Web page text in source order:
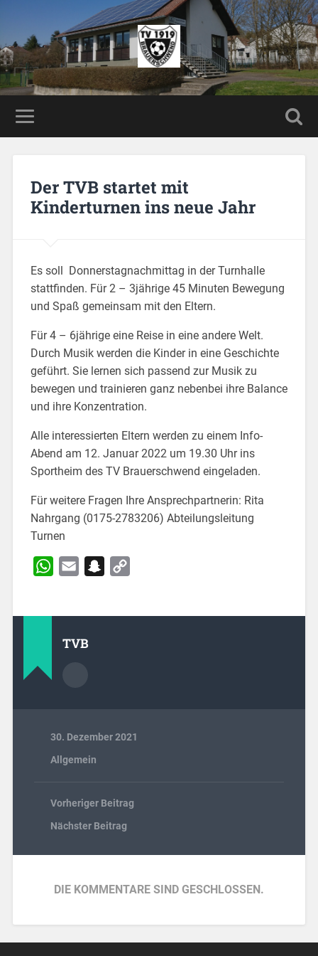
Der TVB startet mit
Kinderturnen ins neue Jahr
Es soll Donnerstagnachmittag in der Turnhalle
stattfinden. Für 2 – 3jährige 45 Minuten Bewegung
und Spaß gemeinsam mit den Eltern.
Für 4 – 6jährige eine Reise in eine andere Welt.
Durch Musik werden die Kinder in eine Geschichte
geführt. Sie lernen sich passend zur Musik zu
bewegen und trainieren ganz nebenbei ihre Balance
und ihre Konzentration.
Alle interessierten Eltern werden zu einem Info-
Abend am 12. Januar 2022 um 19.30 Uhr ins
Sportheim des TV Brauerschwend eingeladen.
Für weitere Fragen Ihre Ansprechpartnerin: Rita
Nahrgang (0175-2783206) Abteilungsleitung
Turnen
WhatsApp
Email Snapchat
TVB
30. Dezember 2021
Allgemein
Vorheriger Beitrag
Nächster Beitrag
DIE KOMMENTARE SIND GESCHLOSSEN.